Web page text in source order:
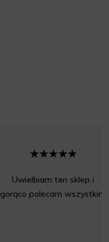
Uwielbiam ten sklep i
gorąco polecam wszystkim